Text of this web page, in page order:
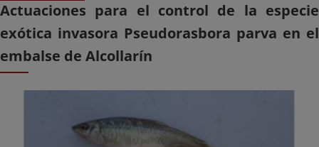
Actuaciones para el control de la especie
exótica invasora Pseudorasbora parva en el
embalse de Alcollarín